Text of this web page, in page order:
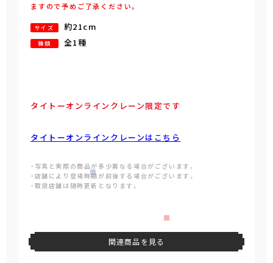
ますので予めご了承ください。
サイズ 約21cm
種類 全1種
タイトーオンラインクレーン限定です
タイトーオンラインクレーンはこちら
・写真と実際の商品が多少異なる場合がございます。
・店舗により登場時期が前後する場合がございます。
・取扱店舗は随時更新となります。
関連商品を見る